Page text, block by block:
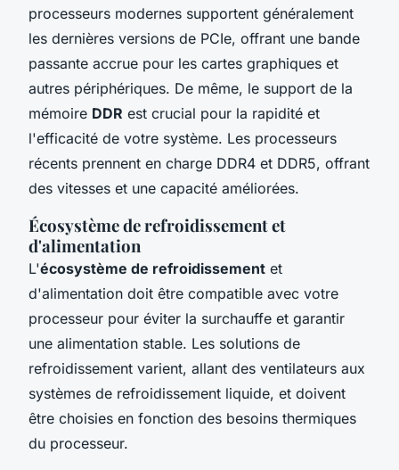
processeurs modernes supportent généralement
les dernières versions de PCIe, offrant une bande
passante accrue pour les cartes graphiques et
autres périphériques. De même, le support de la
mémoire DDR est crucial pour la rapidité et
l'efficacité de votre système. Les processeurs
récents prennent en charge DDR4 et DDR5, offrant
des vitesses et une capacité améliorées.
Écosystème de refroidissement et
d'alimentation
L'écosystème de refroidissement et
d'alimentation doit être compatible avec votre
processeur pour éviter la surchauffe et garantir
une alimentation stable. Les solutions de
refroidissement varient, allant des ventilateurs aux
systèmes de refroidissement liquide, et doivent
être choisies en fonction des besoins thermiques
du processeur.